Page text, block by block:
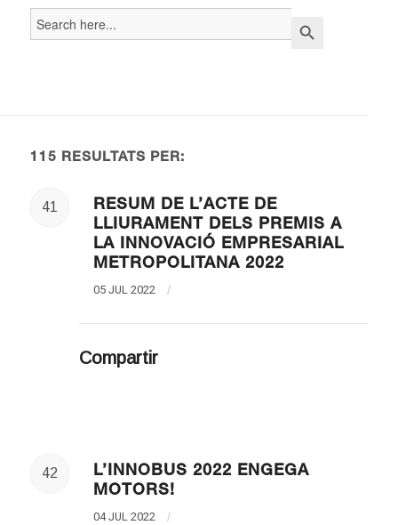
Search
for:
115 RESULTATS PER:
41
RESUM DE L’ACTE DE
LLIURAMENT DELS PREMIS A
LA INNOVACIÓ EMPRESARIAL
METROPOLITANA 2022
05 JUL 2022 /
Compartir
42
L’INNOBUS 2022 ENGEGA
MOTORS!
04 JUL 2022 /